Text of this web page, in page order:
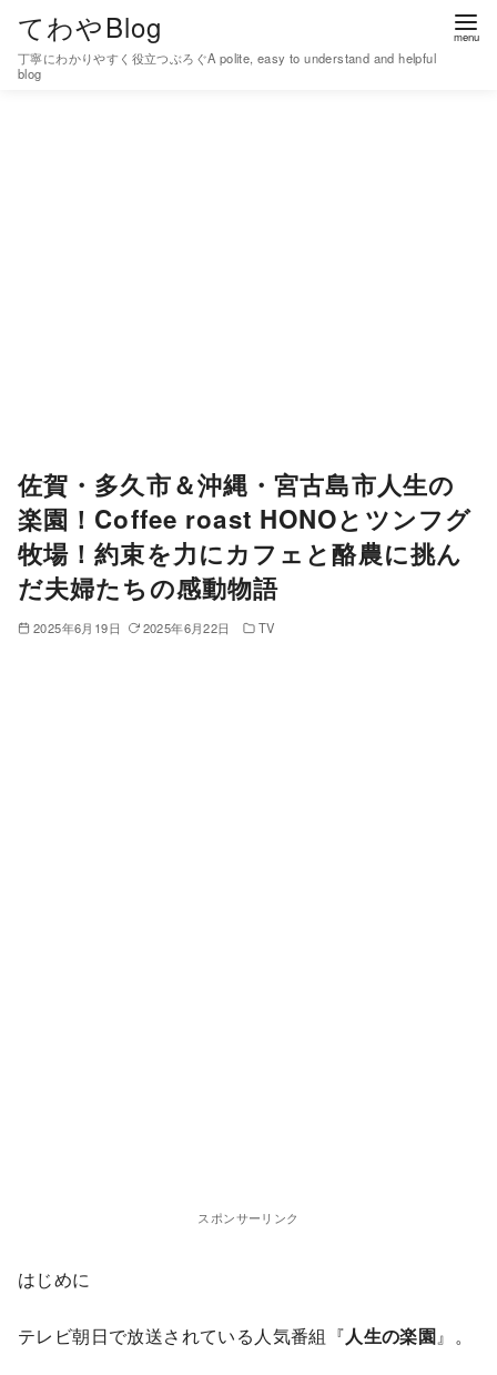
てわやBlog
丁寧にわかりやすく役立つぶろぐA polite, easy to understand and helpful
blog
佐賀・多久市＆沖縄・宮古島市人生の
楽園！Coffee roast HONOとツンフグ
牧場！約束を力にカフェと酪農に挑ん
だ夫婦たちの感動物語
2025年6月19日 2025年6月22日 TV
スポンサーリンク
はじめに
テレビ朝日で放送されている人気番組『人生の楽園』。